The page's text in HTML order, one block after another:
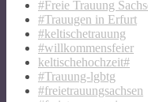
#Freie Trauung
#Trauugen in Erfurt
#keltischetrauung
#willkommensfeier
keltischehochzeit#
#Trauung-lgbtg
#freietrauungsachsen